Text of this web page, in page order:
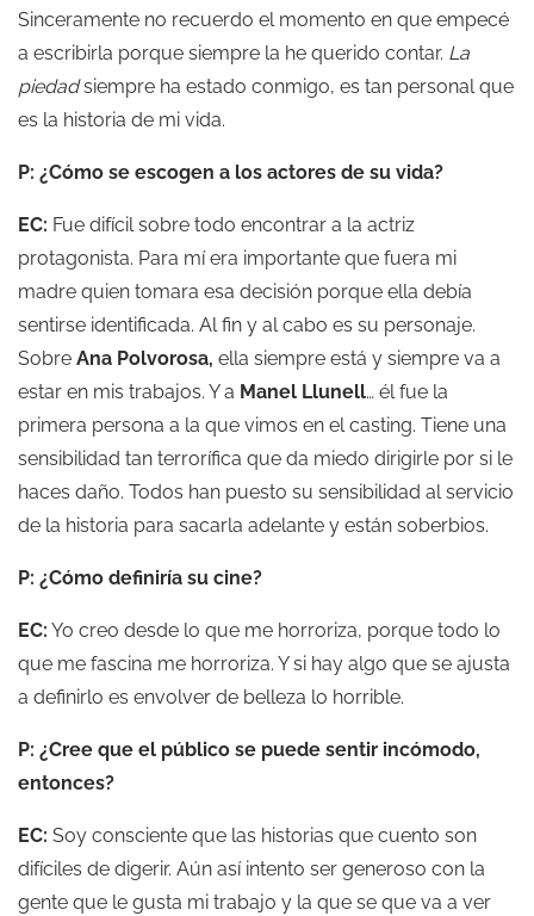
Sinceramente no recuerdo el momento en que empecé
a escribirla porque siempre la he querido contar. La
piedadsiempre ha estado conmigo, es tan personal que
es la historia de mi vida.
P: ¿Cómo se escogen a los actores de su vida?
EC: Fue difícil sobre todo encontrar a la actriz
protagonista. Para mí era importante que fuera mi
madre quien tomara esa decisión porque ella debía
sentirse identificada. Al fin y al cabo es su personaje.
Sobre Ana Polvorosa, ella siempre está y siempre va a
estar en mis trabajos. Y a Manel Llunell… él fue la
primera persona a la que vimos en el casting. Tiene una
sensibilidad tan terrorífica que da miedo dirigirle por si le
haces daño. Todos han puesto su sensibilidad al servicio
de la historia para sacarla adelante y están soberbios.
P: ¿Cómo definiría su cine?
EC: Yo creo desde lo que me horroriza, porque todo lo
que me fascina me horroriza. Y si hay algo que se ajusta
a definirlo es envolver de belleza lo horrible.
P: ¿Cree que el público se puede sentir incómodo,
entonces?
EC: Soy consciente que las historias que cuento son
difíciles de digerir. Aún así intento ser generoso con la
gente que le gusta mi trabajo y la que se que va a ver